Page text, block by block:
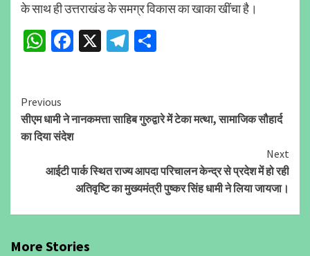
के साथ ही उत्तराखंड के समग्र विकास का खाका खींचा है।
WhatsApp
Facebook
X Telegram
Continue
Reading
Previous
सीएम धामी ने नानकमत्ता साहिब गुरुद्वारे में टेका मत्था, सामाजिक सौहार्द
का दिया संदेश
Next
आईटी पार्क स्थित राज्य आपदा परिचालन केन्द्र से प्रदेश में हो रही
अतिवृष्टि का मुख्यमंत्री पुष्कर सिंह धामी ने लिया जायजा।
More Stories